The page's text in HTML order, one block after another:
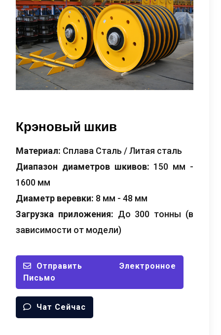
Крэновый шкив
Материал: Сплава Сталь / Литая сталь
Диапазон диаметров шкивов: 150 мм -
1600 мм
Диаметр веревки: 8 мм - 48 мм
Загрузка приложения: До 300 тонны (в
зависимости от модели)
Отправить Электронное
Письмо
Чат Сейчас